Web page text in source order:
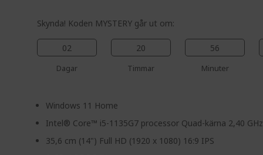
Skynda! Koden MYSTERY går ut om:
02
Dagar
20
Timmar
56
Minuter
Windows 11 Home
Intel® Core™ i5-1135G7 processor Quad-kärna 2,40 GHz
35,6 cm (14") Full HD (1920 x 1080) 16:9 IPS